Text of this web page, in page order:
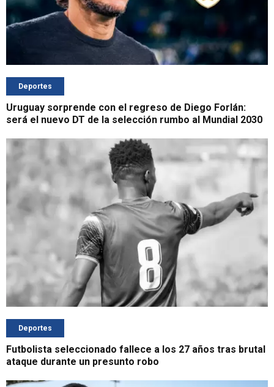
Deportes
Uruguay sorprende con el regreso de Diego Forlán:
será el nuevo DT de la selección rumbo al Mundial 2030
Deportes
Futbolista seleccionado fallece a los 27 años tras brutal
ataque durante un presunto robo